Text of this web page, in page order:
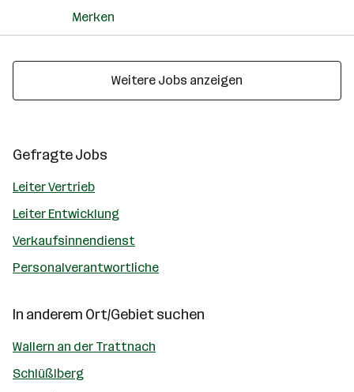
Merken
Weitere Jobs anzeigen
Gefragte Jobs
Leiter Vertrieb
Leiter Entwicklung
Verkaufsinnendienst
Personalverantwortliche
In anderem Ort/Gebiet suchen
Wallern an der Trattnach
Schlüßlberg